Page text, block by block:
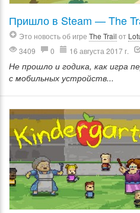
Пришло в Steam — The
Это новость об игре The Trail от
3409
0 16 августа 2017 г.
Не прошло и годика, как игра
с мобильных устройств...